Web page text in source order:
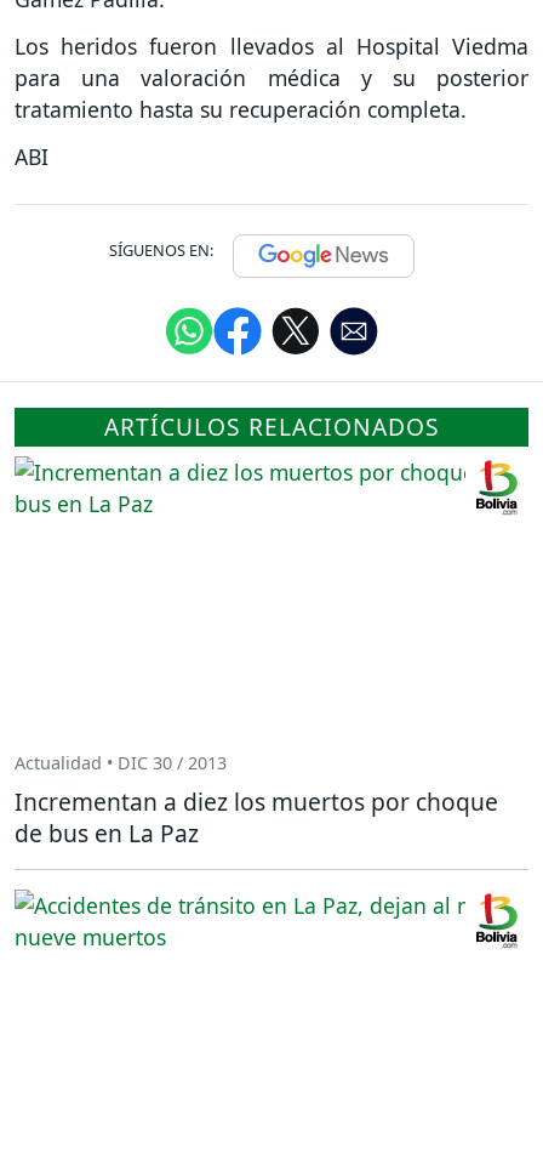
Los heridos fueron llevados al Hospital Viedma
para una valoración médica y su posterior
tratamiento hasta su recuperación completa.
ABI
SÍGUENOS EN:
ARTÍCULOS RELACIONADOS
Actualidad • DIC 30 / 2013
Incrementan a diez los muertos por choque
de bus en La Paz